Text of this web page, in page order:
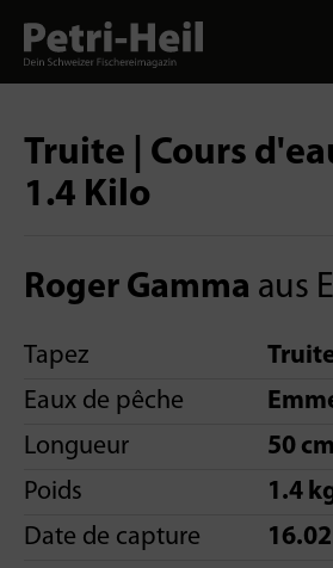
Truite | Cours
1.4 Kilo
Roger Gamma aus
Tapez
Eaux de pêche
Longueur
50 cm
Poids
1.4
Date de capture